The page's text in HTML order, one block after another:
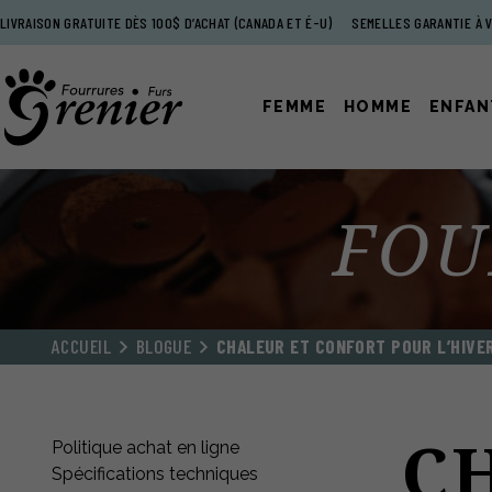
LIVRAISON GRATUITE DÈS 100$ D’ACHAT (CANADA ET É-U) SEMELLES GARANTIE À
FEMME HOMME
ACCUEIL BLOGUE CHALEUR ET CONFORT POUR
Politique achat en ligne
Spécifications techniques